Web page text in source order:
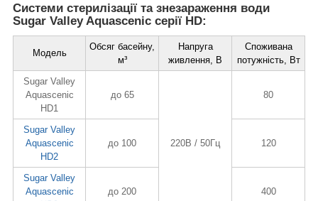
Системи стерилізації та знезараження води
Sugar Valley Aquascenic серії HD:
Модель
Обсяг басейну,
м³
Напруга
живлення, В
Споживана
потужність, Вт
Sugar Valley
Aquascenic
HD1
до 65
220В / 50Гц
80
Sugar Valley
Aquascenic
HD2
до 100 120
Sugar Valley
Aquascenic
до 200 400